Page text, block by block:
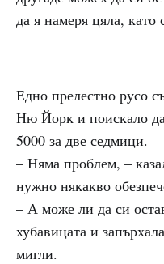
да я намеря цяла, като
Едно прелестно русо
Ню Йорк и поискало
5000 за две седмици.
– Няма проблем, –
нужно някакво
– А може ли да си
хубавицата и
мигли.